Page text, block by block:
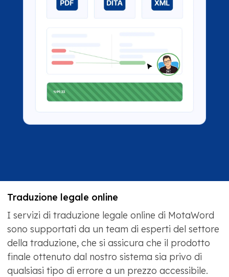
Traduzione legale online
I servizi di traduzione legale online di MotaWord
sono supportati da un team di esperti del settore
della traduzione, che si assicura che il prodotto
finale ottenuto dal nostro sistema sia privo di
qualsiasi tipo di errore a un prezzo accessibile.